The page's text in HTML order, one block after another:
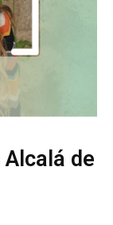
de